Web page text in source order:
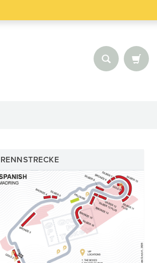
RENNSTRECKE